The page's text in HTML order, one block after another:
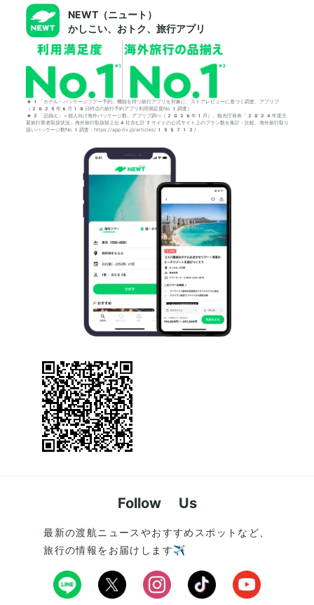
NEWT（ニュート）
かしこい、おトク、旅行アプリ
*1「ホテル・パッケージツアー予約」機能を持つ旅行アプリを対象に、ストアレビューに基づく調査。アプリブ
（2025年6月18日時点の旅行予約アプリ利用満足度No.1調査）
*2「品揃え」＝個人向け海外パッケージ数。アプリブ調べ（2026年1月）。観光庁発表「2024年度主
要旅行業者取扱状況」海外旅行取扱額上位4社含む計7サイトの公式サイト上のプラン数を集計・比較。海外旅行取り
扱いパッケージ数No.1調査：https://app-liv.jp/articles/155712/
Follow Us
最新の渡航ニュースやおすすめスポットなど、
旅行の情報をお届けします✈️